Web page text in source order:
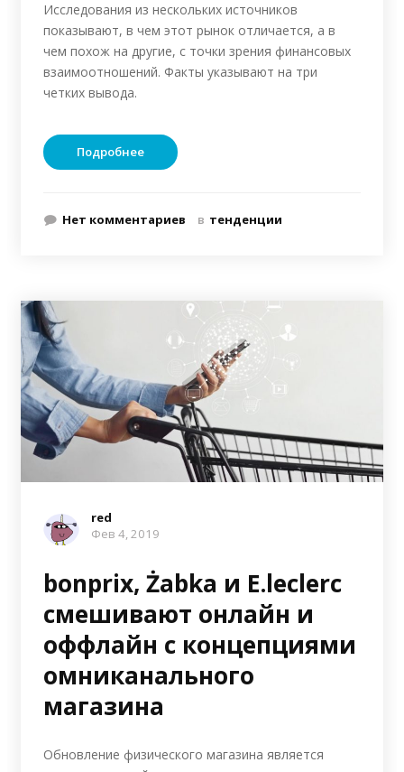
Исследования из нескольких источников
показывают, в чем этот рынок отличается, а в
чем похож на другие, с точки зрения финансовых
взаимоотношений. Факты указывают на три
четких вывода.
Подробнее
Нет комментариев в тенденции
red
Фев 4, 2019
bonprix, Żabka и E.leclerc
смешивают онлайн и
оффлайн с концепциями
омниканального
магазина
Обновление физического магазина является